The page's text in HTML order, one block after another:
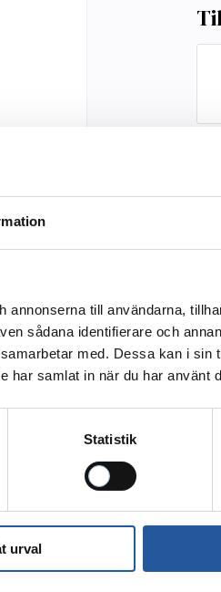
till användarna,
sådana identifierare och
med. Dessa kan i sin
har samlat in när du har använt
Statistik
urval